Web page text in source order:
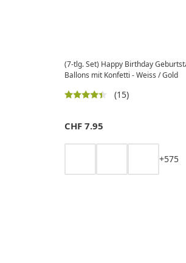
(7-tlg. Set) Happy Birthday
Ballons mit Konfetti - Weiss / Gold
(15)
CHF 7.95
+575